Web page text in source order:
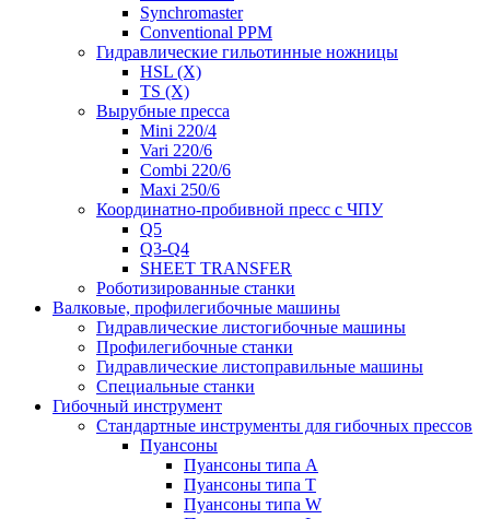
Synchromaster
Conventional PPM
Гидравлические гильотинные ножницы
HSL (X)
TS (X)
Вырубные пресса
Mini 220/4
Vari 220/6
Combi 220/6
Maxi 250/6
Координатно-пробивной пресс с ЧПУ
Q5
Q3-Q4
SHEET TRANSFER
Роботизированные станки
Валковые, профилегибочные машины
Гидравлические листогибочные машины
Профилегибочные станки
Гидравлические листоправильные машины
Специальные станки
Гибочный инструмент
Стандартные инструменты для гибочных прессов
Пуансоны
Пуансоны типа A
Пуансоны типа T
Пуансоны типа W